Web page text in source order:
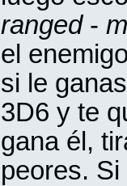
ranged-
el
si le
3D6 y te
gana él,
peores.